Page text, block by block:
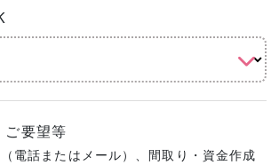
ご要望等
電話またはメール）、間取り・資金作成